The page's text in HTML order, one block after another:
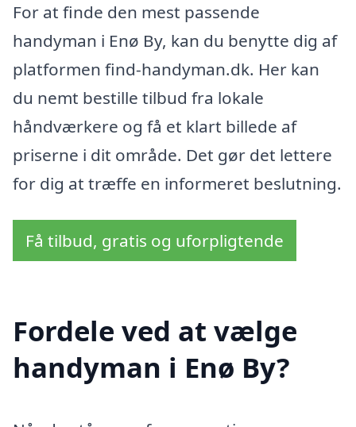
For at finde den mest passende
handyman i Enø By, kan du benytte dig af
platformen find-handyman.dk. Her kan
du nemt bestille tilbud fra lokale
håndværkere og få et klart billede af
priserne i dit område. Det gør det lettere
for dig at træffe en informeret beslutning.
Få tilbud, gratis og uforpligtende
Fordele ved at vælge
handyman i Enø By?